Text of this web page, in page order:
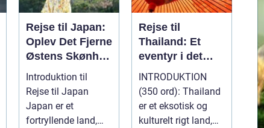
Rejse til Japan:
Oplev Det Fjerne
Østens Skønhed
og Kultur
Introduktion til
Rejse til Japan
Japan er et
fortryllende land,
Rejse til
Thailand: Et
eventyr i det
sydøstasiatiske
paradis
INTRODUKTION
(350 ord): Thailand
er et eksotisk og
kulturelt rigt land,